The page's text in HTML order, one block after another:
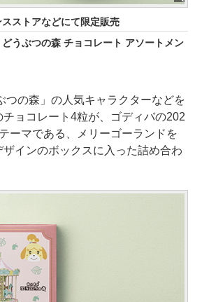
ストアなどにて限定販売
どうぶつの森 チョコレート アソートメン
の森」の人気キャラクターなどを
ョコレート4粒が、ゴディバの202
ーマである、メリーゴーランドを
インのボックスに入った詰め合わ